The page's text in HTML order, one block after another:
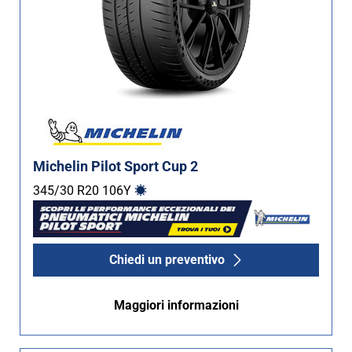
Michelin Pilot Sport Cup 2
345/30 R20 106Y
Chiedi un preventivo
Maggiori informazioni